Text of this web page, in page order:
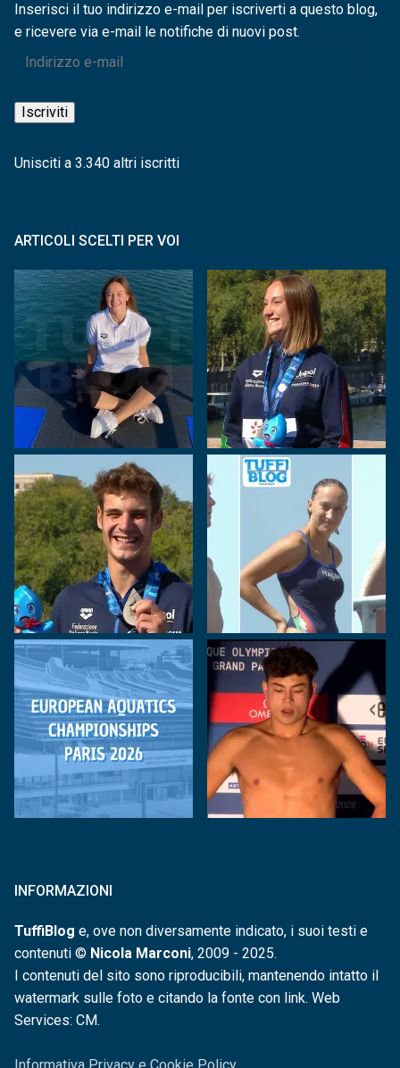
Inserisci il tuo indirizzo e-mail per iscriverti a questo blog,
e ricevere via e-mail le notifiche di nuovi post.
Indirizzo
mail
Iscriviti
Unisciti a 3.340 altri iscritti
ARTICOLI SCELTI PER VOI
INFORMAZIONI
TuffiBlog e, ove non diversamente indicato, i suoi testi e
contenuti © Nicola Marconi, 2009 - 2025.
I contenuti del sito sono riproducibili, mantenendo intatto il
watermark sulle foto e citando la fonte con link. Web
Services: CM.
Informativa Privacy e Cookie Policy